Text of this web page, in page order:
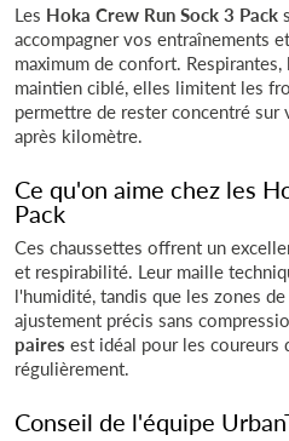
Les Hoka Crew Run Sock 3 Pack
accompagner vos entraînements
maximum de confort.
maintien ciblé, elles limitent les
permettre de rester concentré
après kilomètre.
Ce qu'on aime chez les
Pack
Ces chaussettes offrent un
et respirabilité. Leur maille
l'humidité, tandis que les zones
ajustement précis sans
paires est idéal pour les coureurs
régulièrement.
Conseil de l'équipe